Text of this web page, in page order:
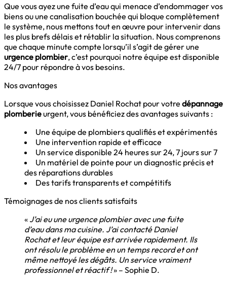
Que vous ayez une fuite d’eau qui menace d’endommager vos
biens ou une canalisation bouchée qui bloque complètement
le système, nous mettons tout en œuvre pour intervenir dans
les plus brefs délais et rétablir la situation. Nous comprenons
que chaque minute compte lorsqu’il s’agit de gérer une
urgence plombier, c’est pourquoi notre équipe est disponible
24/7 pour répondre à vos besoins.
Nos avantages
Lorsque vous choisissez Daniel Rochat pour votre dépannage
plomberieurgent, vous bénéficiez des avantages suivants :
Une équipe de plombiers qualifiés et expérimentés
Une intervention rapide et efficace
Un service disponible 24 heures sur 24, 7 jours sur 7
Un matériel de pointe pour un diagnostic précis et
des réparations durables
Des tarifs transparents et compétitifs
Témoignages de nos clients satisfaits
« J’ai eu une urgence plombier avec une fuite
d’eau dans ma cuisine. J’ai contacté Daniel
Rochat et leur équipe est arrivée rapidement. Ils
ont résolu le problème en un temps record et ont
même nettoyé les dégâts. Un service vraiment
professionnel et réactif !» – Sophie D.